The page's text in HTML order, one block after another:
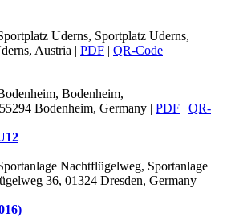
Uderns, Sportplatz Uderns,
Austria | PDF | QR-Code
Bodenheim,
Bodenheim, Germany | PDF | QR-
12
Nachtflügelweg, Sportanlage
36, 01324 Dresden, Germany |